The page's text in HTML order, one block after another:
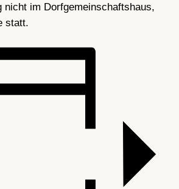
nicht im Dorfgemeinschaftshaus,
statt.